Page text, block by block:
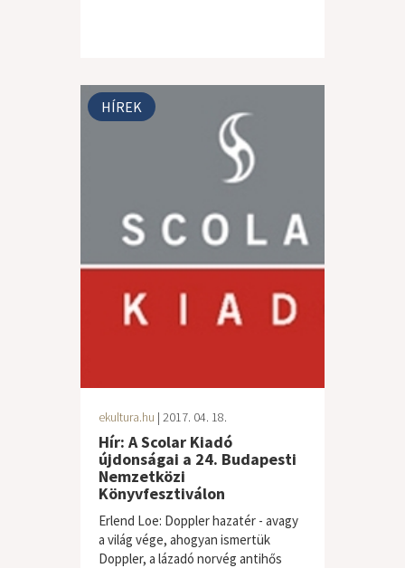
HÍREK
ekultura.hu | 2017. 04. 18.
Hír: A Scolar Kiadó
újdonságai a 24. Budapesti
Nemzetközi
Könyvfesztiválon
Erlend Loe: Doppler hazatér - avagy
a világ vége, ahogyan ismertük
Doppler, a lázadó norvég antihős